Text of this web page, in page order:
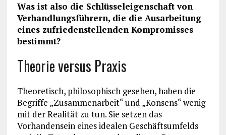
Was ist also die Schlüsseleigenschaft von
Verhandlungsführern, die die Ausarbeitung
eines zufriedenstellenden Kompromisses
bestimmt?
Theorie versus Praxis
Theoretisch, philosophisch gesehen, haben die
Begriffe „Zusammenarbeit“ und „Konsens“ wenig
mit der Realität zu tun. Sie setzen das
Vorhandensein eines idealen Geschäftsumfelds